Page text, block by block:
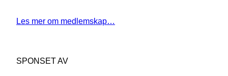
Les mer om medlemskap…
SPONSET AV